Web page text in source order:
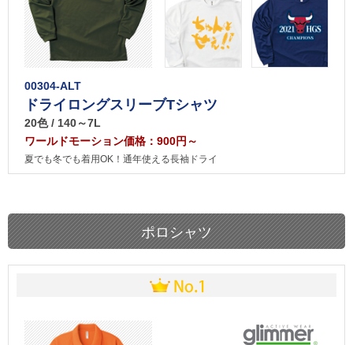
00304-ALT
ドライロングスリーブTシャツ
20色 / 140～7L
ワールドモーション価格：900円～
夏でも冬でも着用OK！通年使える長袖ドライ
ポロシャツ